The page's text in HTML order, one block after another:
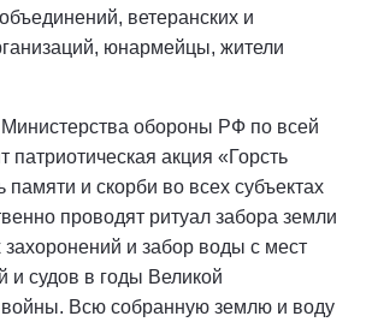
ветеранских и
юнармейцы, жители
обороны РФ по всей
патриотическая акция «Горсть
памяти и скорби во всех субъектах
проводят ритуал забора земли
захоронений и забор воды с мест
и судов в годы Великой
войны. Всю собранную землю и воду